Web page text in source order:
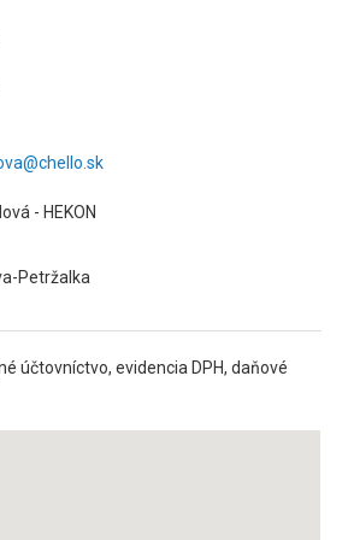
- HEKON
Petržalka
účtovníctvo, evidencia DPH, daňové